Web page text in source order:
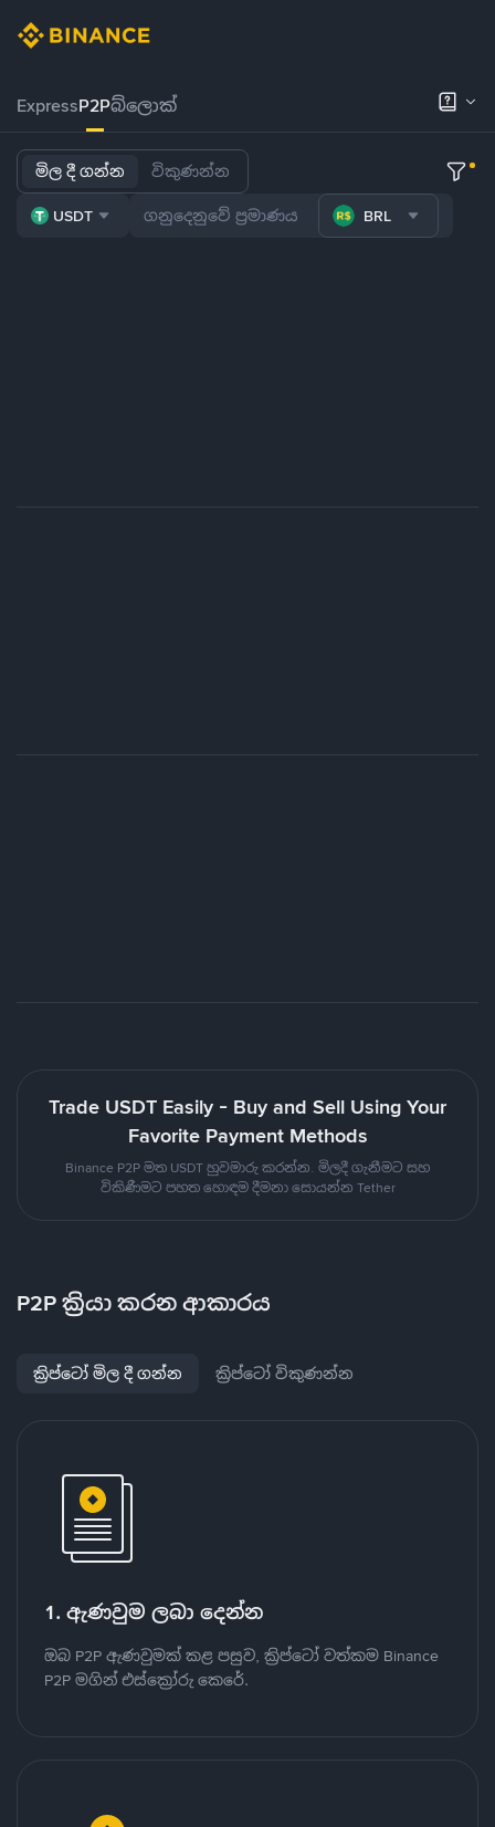
ExpressP2Pබ්ලොක්
මිල දී ගන්න විකුණන්න
USDT BRL
Trade USDT Easily - Buy and Sell Using Your
Favorite Payment Methods
Binance P2P මත USDT හුවමාරු කරන්න. මිලදී ගැනීමට සහ
විකිණීමට පහත හොඳම දීමනා සොයන්න Tether
P2P ක්‍රියා කරන ආකාරය
ක්‍රිප්ටෝ මිල දී ගන්න ක්‍රිප්ටෝ විකුණන්න
1. ඇණවුම ලබා දෙන්න
ඔබ P2P ඇණවුමක් කළ පසුව, ක්‍රිප්ටෝ වත්කම Binance
P2P මගින් එස්ක්‍රෝරු කෙරේ.